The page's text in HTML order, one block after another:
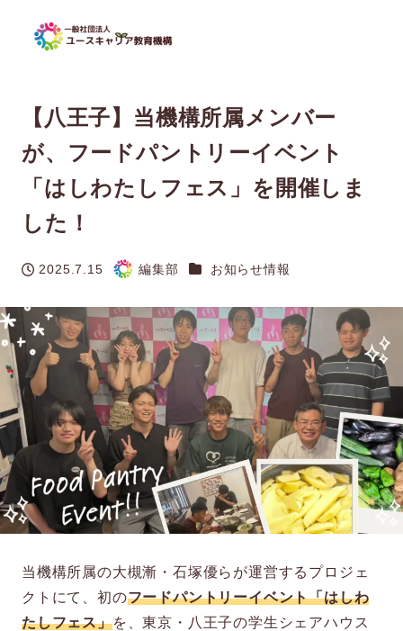
【八王子】当機構所属メンバー
が、フードパントリーイベント
「はしわたしフェス」を開催しま
した！
投稿日
2025.7.15
著
編集部 カテゴリー
お知らせ情報
当機構所属の大槻漸・石塚優らが運営するプロジェ
クトにて、初のフードパントリーイベント「はしわ
たしフェス」を、東京・八王子の学生シェアハウス